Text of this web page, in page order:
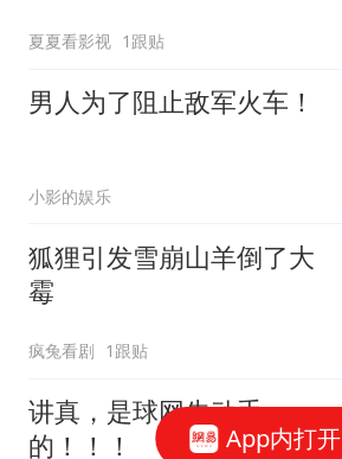
夏夏看影视 1跟贴
男人为了阻止敌军火车！
小影的娱乐
狐狸引发雪崩山羊倒了大
霉
疯兔看剧 1跟贴
讲真，是球网先动手
的！！！
App内打开